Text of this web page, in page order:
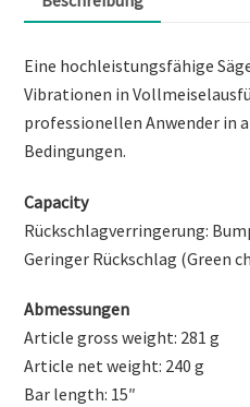
Eine hochleistungsfähige
Vibrationen in
professionellen Anwender in
Bedingungen.
Capacity
Rückschlagverringerung:
Geringer Rückschlag (Green
Abmessungen
Article gross weight: 281 g
Article net weight: 240 g
Bar length: 15″